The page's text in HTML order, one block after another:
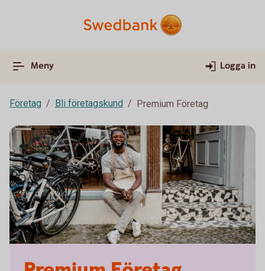
Meny Logga in
Företag Bli företagskund Premium Företag